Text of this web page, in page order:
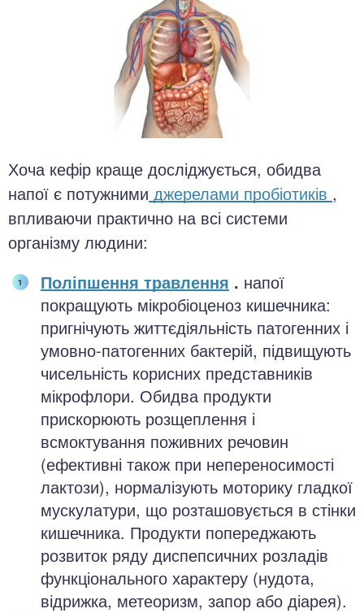
Хоча кефір краще досліджується, обидва
напої є потужними джерелами пробіотиків ,
впливаючи практично на всі системи
організму людини:
Поліпшення травлення . напої
покращують мікробіоценоз кишечника:
пригнічують життєдіяльність патогенних і
умовно-патогенних бактерій, підвищують
чисельність корисних представників
мікрофлори. Обидва продукти
прискорюють розщеплення і
всмоктування поживних речовин
(ефективні також при непереносимості
лактози), нормалізують моторику гладкої
мускулатури, що розташовується в стінки
кишечника. Продукти попереджають
розвиток ряду диспепсичних розладів
функціонального характеру (нудота,
відрижка, метеоризм, запор або діарея).